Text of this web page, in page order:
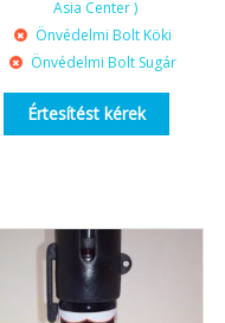
Asia Center )
Önvédelmi Bolt Köki
Önvédelmi Bolt Sugár
Értesítést kérek